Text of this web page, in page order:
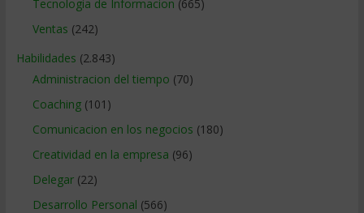
Tecnologia de Informacion (665)
Ventas (242)
Habilidades (2.843)
Administracion del tiempo (70)
Coaching(101)
Comunicacion en los negocios (180)
Creatividad en la empresa (96)
Delegar(22)
Desarrollo Personal (566)